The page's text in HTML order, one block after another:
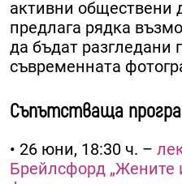
активни обществени
предлага рядка
да бъдат разгледани
съвременната
Съпътстваща
• 26 юни, 18:30 ч. –
Брейлсфорд „Жените